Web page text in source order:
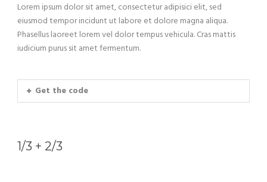
Lorem ipsum dolor sit amet, consectetur adipisici elit, sed
eiusmod tempor incidunt ut labore et dolore magna aliqua.
Phasellus laoreet lorem vel dolor tempus vehicula. Cras mattis
iudicium purus sit amet fermentum.
Get the code
1/3 + 2/3